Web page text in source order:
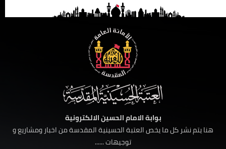
بوابة الامام الحسين الالكترونية
هنا يتم نشر كل ما يخص العتبة الحسينية المقدسة من اخبار ومشاريع و
توجيهات ......